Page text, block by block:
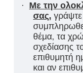
·
Με την
σας,
θέμα, τα
σχεδίασης
επιθυμητή
και αν